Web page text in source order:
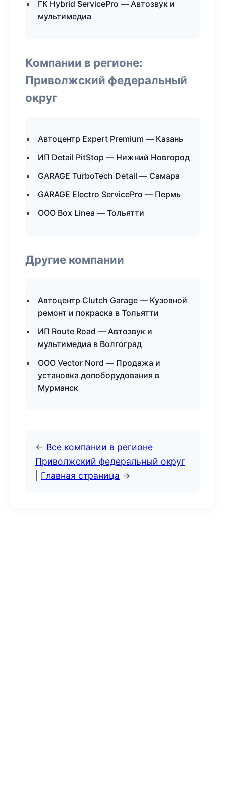
ГК Hybrid ServicePro — Автозвук и
мультимедиа
Компании в регионе:
Приволжский федеральный
округ
Автоцентр Expert Premium — Казань
ИП Detail PitStop — Нижний Новгород
GARAGE TurboTech Detail — Самара
GARAGE Electro ServicePro — Пермь
ООО Box Linea — Тольятти
Другие компании
Автоцентр Clutch Garage — Кузовной
ремонт и покраска в Тольятти
ИП Route Road — Автозвук и
мультимедиа в Волгоград
ООО Vector Nord — Продажа и
установка допоборудования в
Мурманск
← Все компании в регионе
Приволжский федеральный округ
Главная страница →